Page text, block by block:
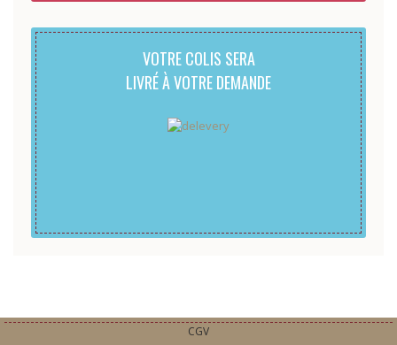
VOTRE COLIS SERA
LIVRÉ À VOTRE DEMANDE
CGV